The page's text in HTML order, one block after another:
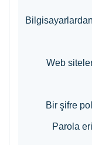
Web
Bir şifre
Parola